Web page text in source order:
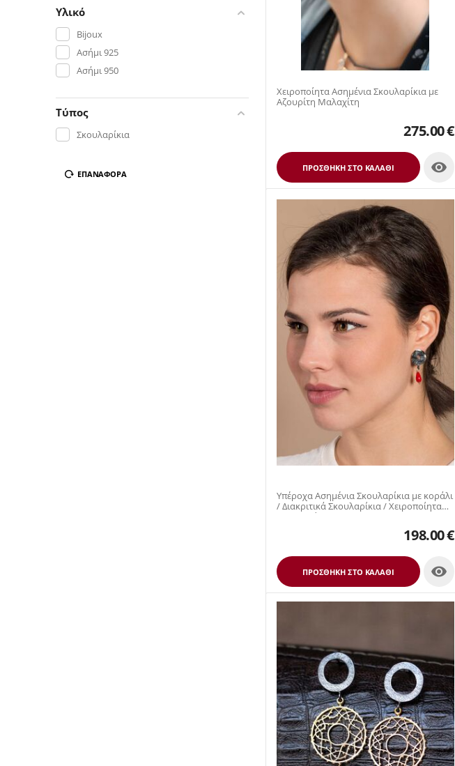
Υλικό
Bijoux
Ασήμι 925
Ασήμι 950
Τύπος
Σκουλαρίκια
ΕΠΑΝΑΦΟΡΆ
Χειροποίητα Ασημένια Σκουλαρίκια με
Αζουρίτη Μαλαχίτη
275.00€
ΠΡΟΣΘΉΚΗ ΣΤΟ ΚΑΛΆΘΙ 
Υπέροχα Ασημένια Σκουλαρίκια με κοράλι
/ Διακριτικά Σκουλαρίκια / Χειροποίητα
σκουλαρί...
198.00€
ΠΡΟΣΘΉΚΗ ΣΤΟ ΚΑΛΆΘΙ 